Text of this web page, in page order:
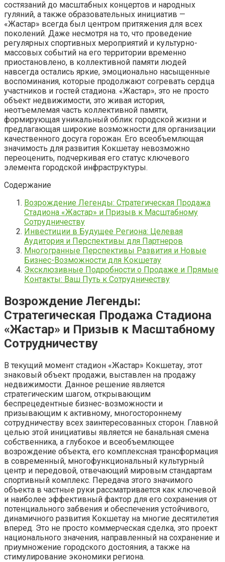
состязаний до масштабных концертов и народных
гуляний, а также образовательных инициатив —
«Жастар» всегда был центром притяжения для всех
поколений. Даже несмотря на то, что проведение
регулярных спортивных мероприятий и культурно-
массовых событий на его территории временно
приостановлено, в коллективной памяти людей
навсегда остались яркие, эмоционально насыщенные
воспоминания, которые продолжают согревать сердца
участников и гостей стадиона. «Жастар», это не просто
объект недвижимости, это живая история,
неотъемлемая часть коллективной памяти,
формирующая уникальный облик городской жизни и
предлагающая широкие возможности для организации
качественного досуга горожан. Его всеобъемлющая
значимость для развития Кокшетау невозможно
переоценить, подчеркивая его статус ключевого
элемента городской инфраструктуры.
Содержание
Возрождение Легенды: Стратегическая Продажа
Стадиона «Жастар» и Призыв к Масштабному
Сотрудничеству
Инвестиции в Будущее Региона: Целевая
Аудитория и Перспективы для Партнеров
Многогранные Перспективы Развития и Новые
Бизнес-Возможности для Кокшетау
Эксклюзивные Подробности о Продаже и Прямые
Контакты: Ваш Путь к Сотрудничеству
Возрождение Легенды:
Стратегическая Продажа Стадиона
«Жастар» и Призыв к Масштабному
Сотрудничеству
В текущий момент стадион «Жастар» Кокшетау, этот
знаковый объект продажи, выставлен на продажу
недвижимости. Данное решение является
стратегическим шагом, открывающим
беспрецедентные бизнес-возможности и
призывающим к активному, многостороннему
сотрудничеству всех заинтересованных сторон. Главной
целью этой инициативы является не банальная смена
собственника, а глубокое и всеобъемлющее
возрождение объекта, его комплексная трансформация
в современный, многофункциональный культурный
центр и передовой, отвечающий мировым стандартам
спортивный комплекс. Передача этого значимого
объекта в частные руки рассматривается как ключевой
и наиболее эффективный фактор для его сохранения от
потенциального забвения и обеспечения устойчивого,
динамичного развития Кокшетау на многие десятилетия
вперед. Это не просто коммерческая сделка, это проект
национального значения, направленный на сохранение и
приумножение городского достояния, а также на
стимулирование экономики региона.